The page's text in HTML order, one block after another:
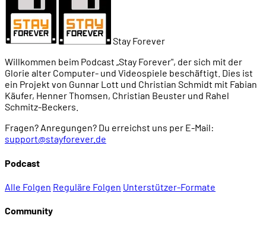
Stay Forever
Willkommen beim Podcast „Stay Forever", der sich mit der
Glorie alter Computer- und Videospiele beschäftigt. Dies ist
ein Projekt von Gunnar Lott und Christian Schmidt mit Fabian
Käufer, Henner Thomsen, Christian Beuster und Rahel
Schmitz-Beckers.
Fragen? Anregungen? Du erreichst uns per E-Mail:
support@stayforever.de
Podcast
Alle Folgen Reguläre Folgen Unterstützer-Formate
Community